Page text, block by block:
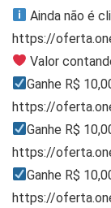
Ainda não é
https://
Valor
Ganhe R$
https://
Ganhe R$
https://
Ganhe R$
https://